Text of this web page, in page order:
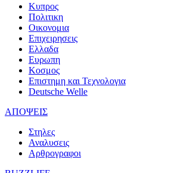
Κυπρος
Πολιτικη
Οικονομια
Επιχειρησεις
Ελλαδα
Ευρωπη
Κοσμος
Επιστημη και Τεχνολογια
Deutsche Welle
ΑΠΟΨΕΙΣ
Στηλες
Αναλυσεις
Αρθρογραφοι